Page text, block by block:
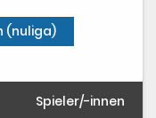
(nuliga)
Spieler/-innen